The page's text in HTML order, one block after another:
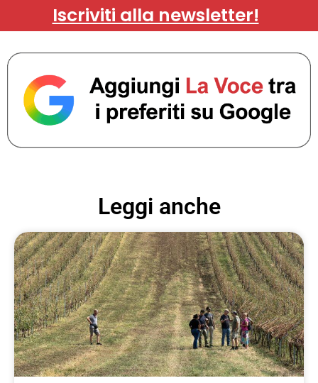
Iscriviti alla newsletter!
Leggi anche